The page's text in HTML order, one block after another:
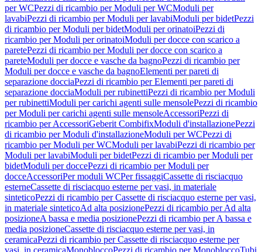
per WCPezzi di ricambio per Moduli per WCModuli per
lavabiPezzi di ricambio per Moduli per lavabiModuli per bidetPezzi
di ricambio per Moduli per bidetModuli per orinatoiPezzi di
ricambio per Moduli per orinatoiModuli per docce con scarico a
paretePezzi di ricambio per Moduli per docce con scarico a
pareteModuli per docce e vasche da bagnoPezzi di ricambio per
Moduli per docce e vasche da bagnoElementi per pareti di
separazione docciaPezzi di ricambio per Elementi per pareti di
separazione docciaModuli per rubinettiPezzi di ricambio per Moduli
per rubinettiModuli per carichi agenti sulle mensolePezzi di ricambio
per Moduli per carichi agenti sulle mensoleAccessoriPezzi di
ricambio per AccessoriGeberit CombifixModuli d'installazionePezzi
di ricambio per Moduli d'installazioneModuli per WCPezzi di
ricambio per Moduli per WCModuli per lavabiPezzi di ricambio per
Moduli per lavabiModuli per bidetPezzi di ricambio per Moduli per
bidetModuli per doccePezzi di ricambio per Moduli per
docceAccessoriPer moduli WCPer fissaggiCassette di risciacquo
esterneCassette di risciacquo esterne per vasi, in materiale
sinteticoPezzi di ricambio per Cassette di risciacquo esterne per vasi,
in materiale sinteticoAd alta posizionePezzi di ricambio per Ad alta
posizioneA bassa e media posizionePezzi di ricambio per A bassa e
media posizioneCassette di risciacquo esterne per vasi, in
ceramicaPezzi di ricambio per Cassette di risciacquo esterne per
vasi, in ceramicaMonobloccoPezzi di ricambio per MonobloccoTubi